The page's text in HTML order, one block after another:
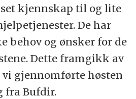
kjennskap til og lite
De har
behov og ønsker for de
Dette framgikk av
vi gjennomførte høsten
fra Bufdir.